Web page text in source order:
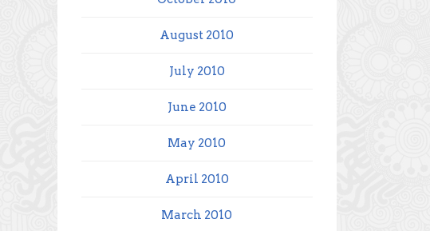
August 2010
July 2010
June 2010
May 2010
April 2010
March 2010